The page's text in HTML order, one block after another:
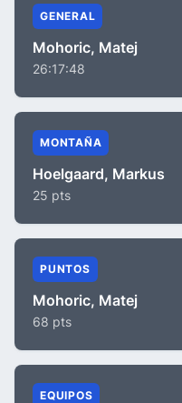
GENERAL
Mohoric, Matej
26:17:48
MONTAÑA
Hoelgaard, Markus
25 pts
PUNTOS
Mohoric, Matej
68 pts
EQUIPOS